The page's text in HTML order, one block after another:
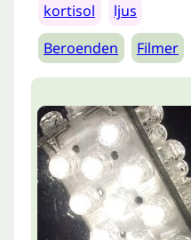
kortisol
ljus
Beroenden
Filmer